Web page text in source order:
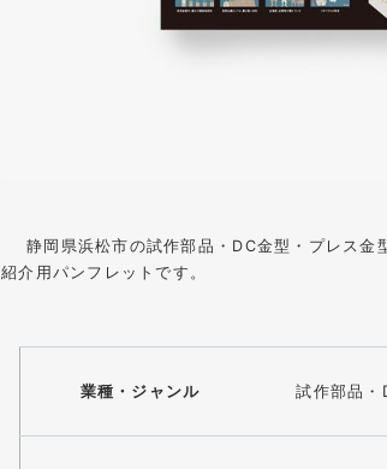
静岡県浜松市の試作部品・DC金型・プレス金
紹介用パンフレットです。
業種・ジャンル 試作部品・